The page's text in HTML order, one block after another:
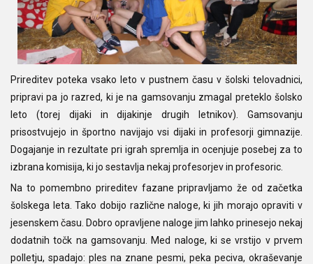
Prireditev poteka vsako leto v pustnem času v šolski telovadnici,
pripravi pa jo razred, ki je na gamsovanju zmagal preteklo šolsko
leto (torej dijaki in dijakinje drugih letnikov). Gamsovanju
prisostvujejo in športno navijajo vsi dijaki in profesorji gimnazije.
Dogajanje in rezultate pri igrah spremlja in ocenjuje posebej za to
izbrana komisija, ki jo sestavlja nekaj profesorjev in profesoric.
Na to pomembno prireditev fazane pripravljamo že od začetka
šolskega leta. Tako dobijo različne naloge, ki jih morajo opraviti v
jesenskem času. Dobro opravljene naloge jim lahko prinesejo nekaj
dodatnih točk na gamsovanju. Med naloge, ki se vrstijo v prvem
polletju, spadajo: ples na znane pesmi, peka peciva, okraševanje